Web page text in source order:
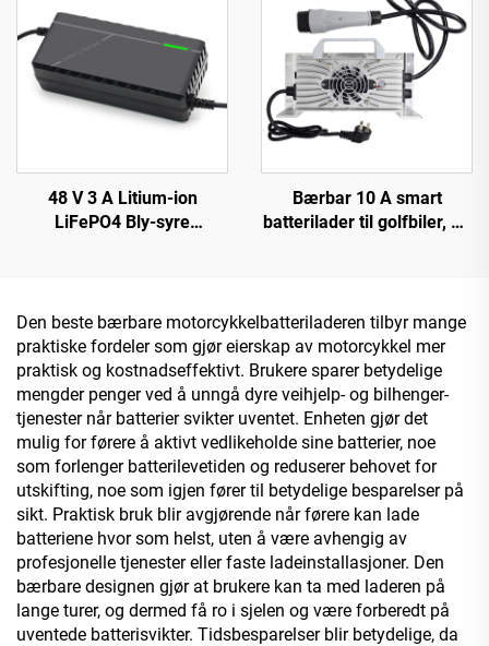
bilreparasjon
scooter, OTP LCD-skjerm
elektrisk
48 V 3 A Litium-ion
LiFePO4 Bly-syre
batterilader
Bærbar 10 A smart
batterilader til golfbiler, 48
Den beste bærbare motorcykkelbatteriladeren tilbyr mange
praktiske fordeler som gjør eierskap av motorcykkel mer
praktisk og kostnadseffektivt. Brukere sparer betydelige
mengder penger ved å unngå dyre veihjelp- og bilhenger-
tjenester når batterier svikter uventet. Enheten gjør det
mulig for førere å aktivt vedlikeholde sine batterier, noe
som forlenger batterilevetiden og reduserer behovet for
utskifting, noe som igjen fører til betydelige besparelser på
sikt. Praktisk bruk blir avgjørende når førere kan lade
batteriene hvor som helst, uten å være avhengig av
profesjonelle tjenester eller faste ladeinstallasjoner. Den
bærbare designen gjør at brukere kan ta med laderen på
lange turer, og dermed få ro i sjelen og være forberedt på
uventede batterisvikter. Tidsbesparelser blir betydelige, da